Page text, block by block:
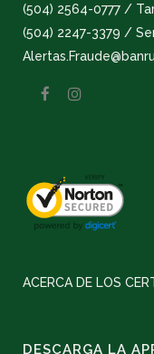
(504) 2564-0777 /
(504) 2247-3379 /
ACERCA DE LOS
DESCARGA LA